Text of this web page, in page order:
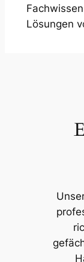
Lösungen